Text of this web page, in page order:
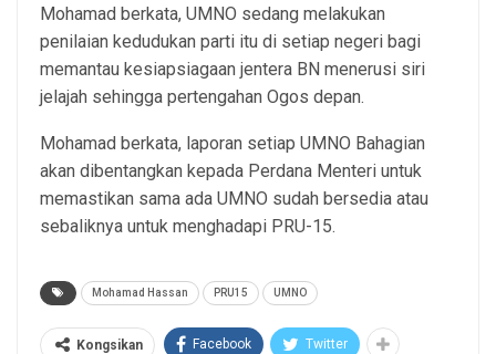
Mohamad berkata, UMNO sedang melakukan
penilaian kedudukan parti itu di setiap negeri bagi
memantau kesiapsiagaan jentera BN menerusi siri
jelajah sehingga pertengahan Ogos depan.
Mohamad berkata, laporan setiap UMNO Bahagian
akan dibentangkan kepada Perdana Menteri untuk
memastikan sama ada UMNO sudah bersedia atau
sebaliknya untuk menghadapi PRU-15.
Mohamad Hassan PRU15 UMNO
Kongsikan Facebook Twitter